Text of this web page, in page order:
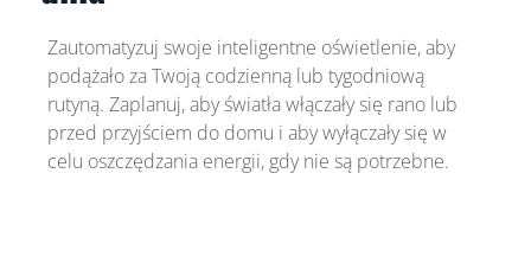
Zautomatyzuj swoje inteligentne oświetlenie, aby
podążało za Twoją codzienną lub tygodniową
rutyną. Zaplanuj, aby światła włączały się rano lub
przed przyjściem do domu i aby wyłączały się w
celu oszczędzania energii, gdy nie są potrzebne.